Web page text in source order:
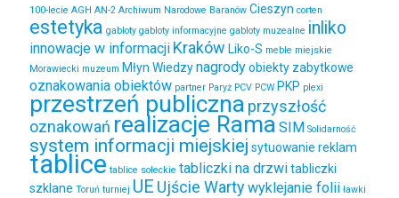
100-lecie AGH AN-2 Archiwum Narodowe Baranów Cieszyn corten
estetyka gabloty gabloty informacyjne gabloty muzealne inliko
innowacje w informacji Kraków Liko-S meble miejskie
Morawiecki muzeum Młyn Wiedzynagrodyobiekty zabytkowe
oznakowania obiektów partner Paryż PCV PCW PKP plexi
przestrzeń publiczna przyszłość
oznakowań realizacje Rama SIM Solidarność
system informacji miejskiej sytuowanie reklam
tablice tablice sołeckie tabliczki na drzwitabliczki
szklane Toruń turniej UE Ujście Wartywyklejanie folii ławki